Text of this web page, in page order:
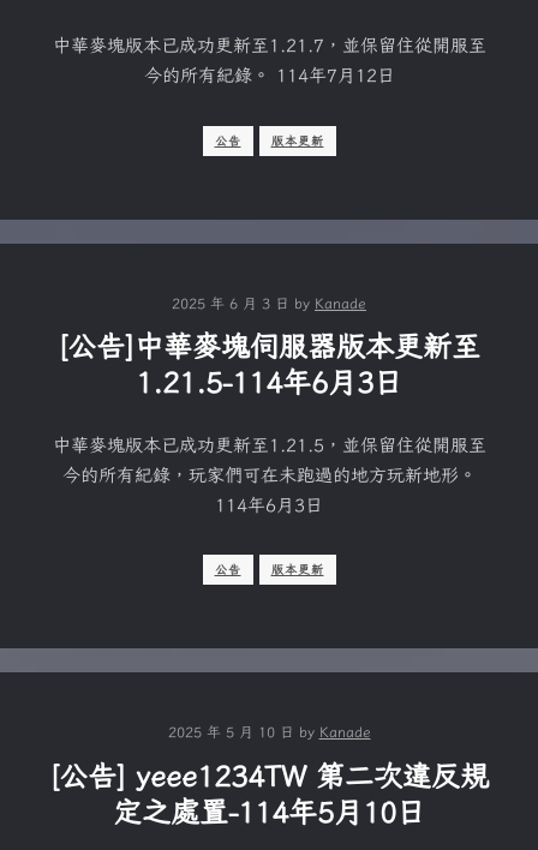
中華麥塊版本已成功更新至1.21.7，並保留住從開服至
今的所有紀錄。 114年7月12日
公告 版本更新
2025 年 6 月 3 日 by Kanade
[公告]中華麥塊伺服器版本更新至
1.21.5-114年6月3日
中華麥塊版本已成功更新至1.21.5，並保留住從開服至
今的所有紀錄，玩家們可在未跑過的地方玩新地形。
114年6月3日
公告 版本更新
2025 年 5 月 10 日 by Kanade
[公告] yeee1234TW 第二次違反規
定之處置-114年5月10日